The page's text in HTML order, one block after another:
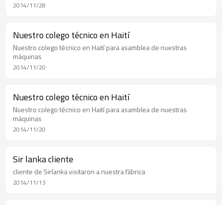
2014/11/28
Nuestro colego técnico en Haití
Nuestro colego técnico en Haití para asamblea de nuestras
máquinas
2014/11/20
Nuestro colego técnico en Haití
Nuestro colego técnico en Haití para asamblea de nuestras
máquinas
2014/11/20
Sir lanka cliente
cliente de Sirlanka visitaron a nuestra fábrica
2014/11/13